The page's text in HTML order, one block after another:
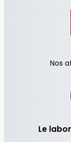
Nos
Le